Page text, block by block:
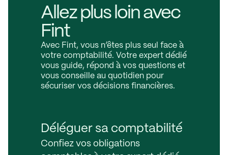
Allez plus loin avec
Fint
Avec Fint, vous n’êtes plus seul face à
votre comptabilité. Votre expert dédié
vous guide, répond à vos questions et
vous conseille au quotidien pour
sécuriser vos décisions financières.
Déléguer sa comptabilité
Confiez vos obligations